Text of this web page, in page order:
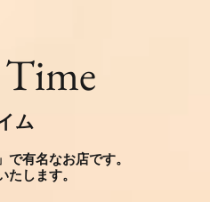
ム
有名なお店です。
します。